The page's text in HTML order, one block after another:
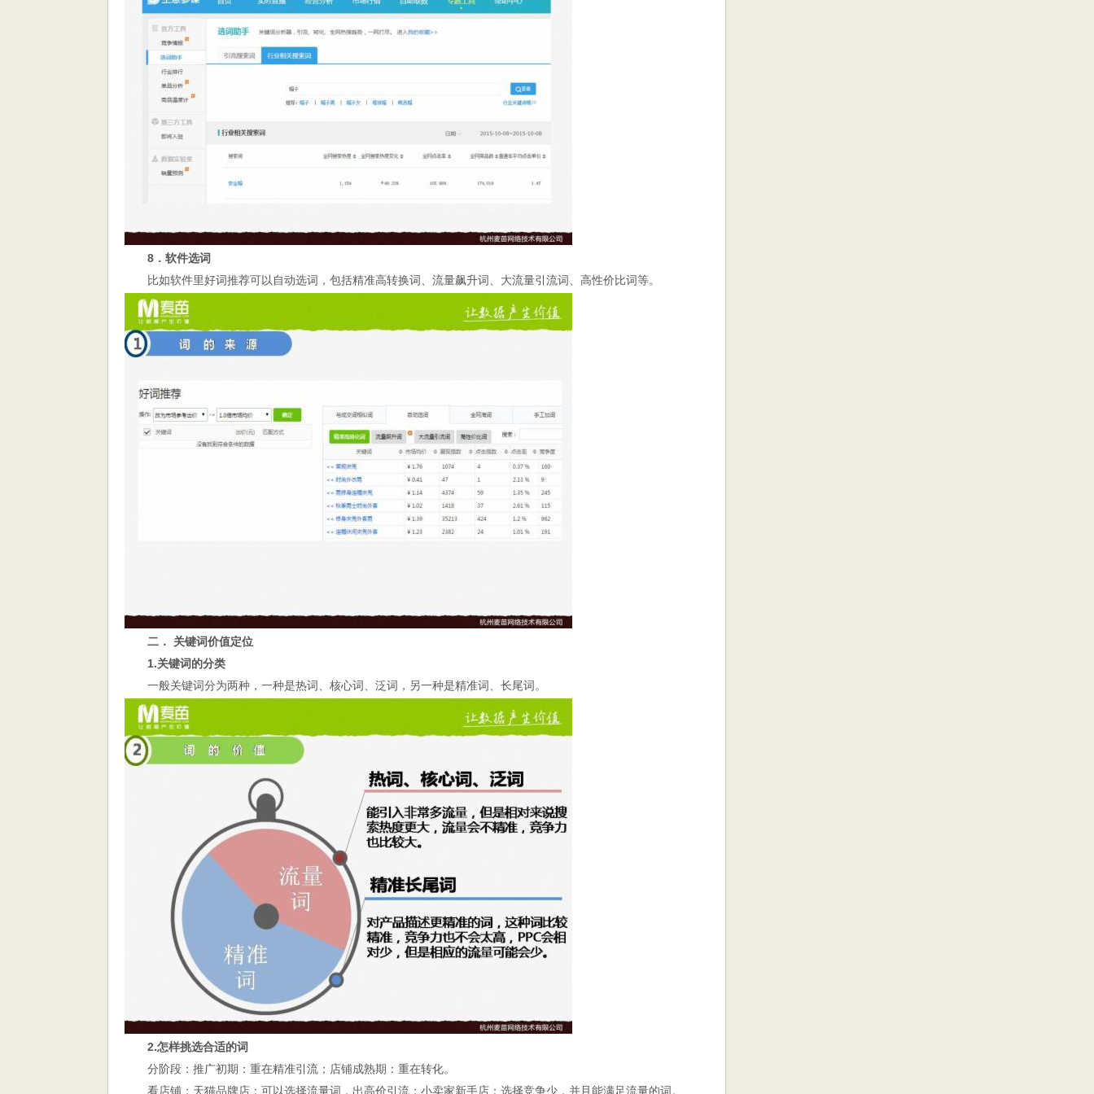
8．软件选词
比如软件里好词推荐可以自动选词，包括精准高转换词、流量飙升词、大流量引流词、高性价比词等。
二． 关键词价值定位
1.关键词的分类
一般关键词分为两种，一种是热词、核心词、泛词，另一种是精准词、长尾词。
2.怎样挑选合适的词
分阶段：推广初期：重在精准引流；店铺成熟期：重在转化。
看店铺：天猫品牌店：可以选择流量词，出高价引流；小卖家新手店：选择竞争少，并且能满足流量的词。